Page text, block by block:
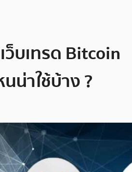
ว็บเทรด Bitcoin
นน่าใช้บ้าง ?